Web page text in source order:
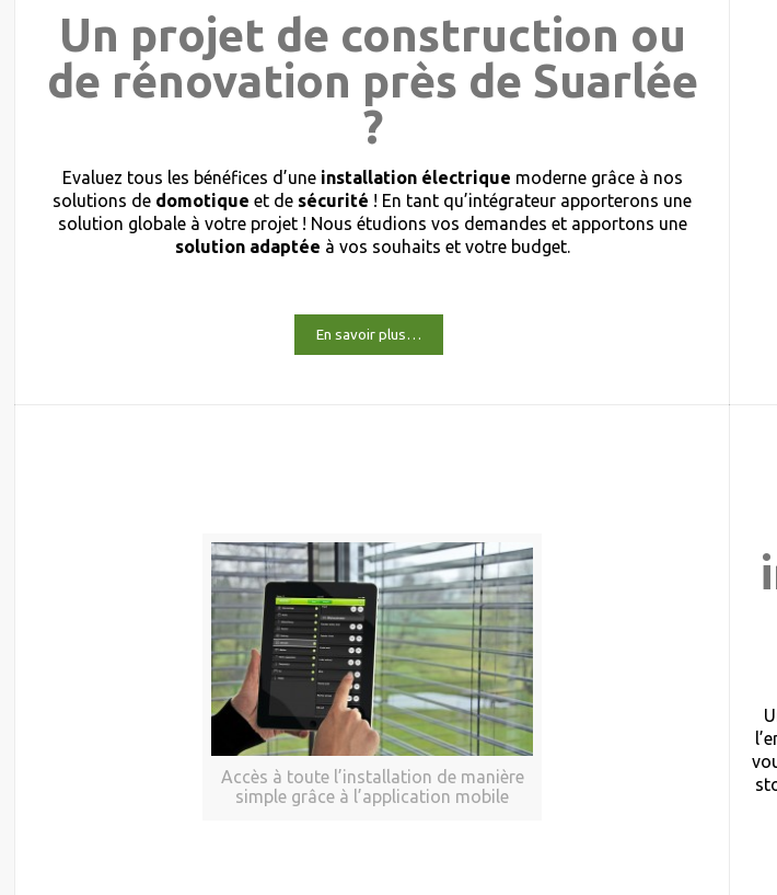
Un projet de construction ou
de rénovation près de Suarlée
?
Evaluez tous les bénéfices d’uneinstallation électrique moderne grâce à nos
solutions de domotique et de sécurité ! En tant qu’intégrateur apporterons une
solution globale à votre projet ! Nous étudions vos demandes et apportons une
solution adaptée à vos souhaits et votre budget.
En savoir plus…
Accès à toute l’installation de manière
simple grâce à l’application mobile